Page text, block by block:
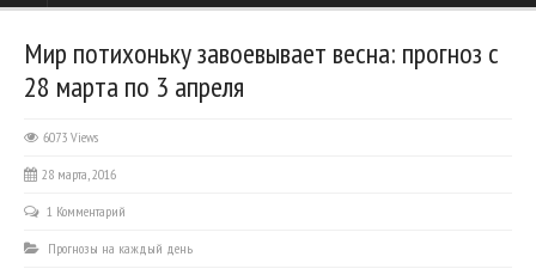
Мир потихоньку завоевывает весна: прогноз с
28 марта по 3 апреля
6073 Views
28 марта, 2016
1 Комментарий
Прогнозы на каждый день